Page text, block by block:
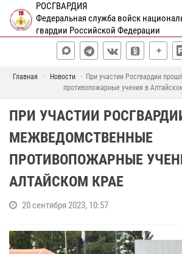
РОСГВАРДИЯ
Федеральная служба войск
гвардии Российской Федерации
Главная Новости
При участии Росгвардии
противопожарные учения в
ПРИ УЧАСТИИ
МЕЖВЕДОМСТВЕННЫЕ
ПРОТИВОПОЖАРНЫЕ
АЛТАЙСКОМ КРАЕ
20 сентября 2023, 10:57